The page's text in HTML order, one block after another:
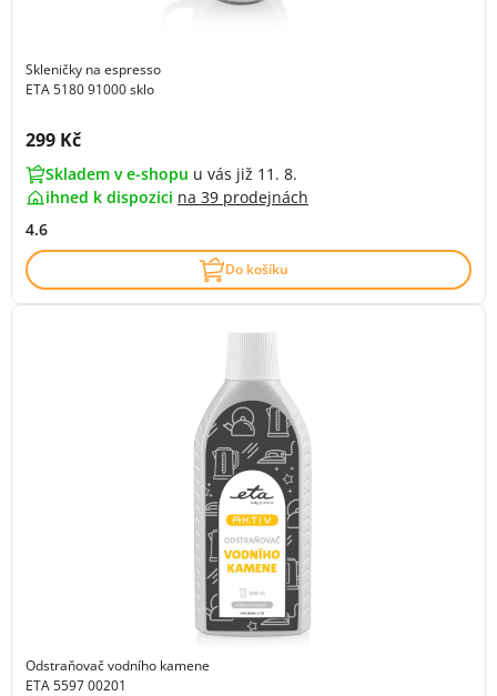
Skleničky na espresso
ETA 5180 91000 sklo
Cena s DPH:
299 Kč
Skladem v e-shopu u vás již 11. 8.
ihned k dispozici na 39 prodejnách
4.6
Do košíku
Odstraňovač vodního kamene
ETA 5597 00201